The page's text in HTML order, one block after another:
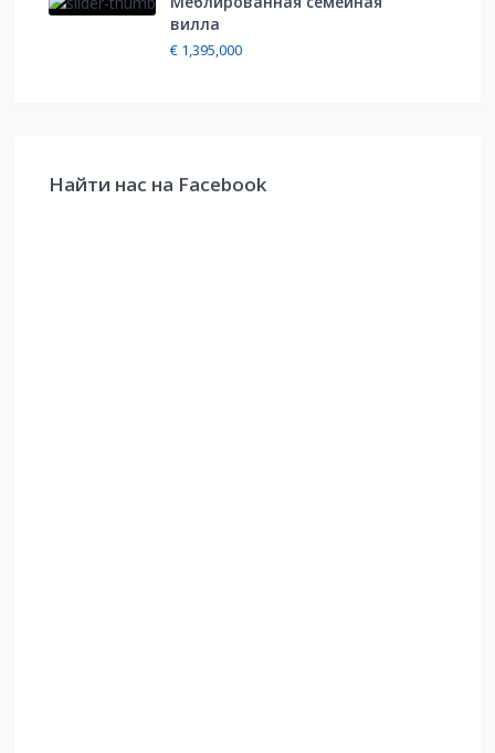
вилла
€ 1,395,000
Найти нас на Facebook